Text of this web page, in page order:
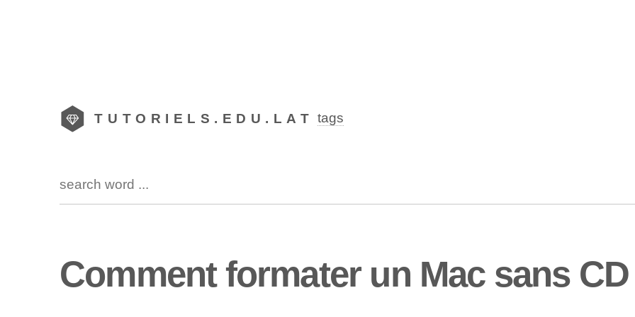
TUTORIELS.EDU.LAT tags
Comment formater un Mac sans CD